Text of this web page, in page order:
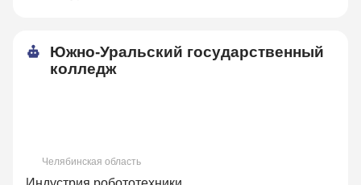
Южно-Уральский государственный
колледж
Челябинская область